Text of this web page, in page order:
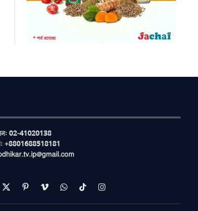
02-41020138
+8801688518181
X
(Twitter)
PinterestVimeoWhatsAppTikTokInstagram